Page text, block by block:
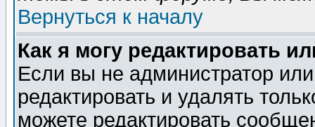
Вернуться к началу
Как я могу редактировать
Если вы не администратор
редактировать и удалять
можете редактировать